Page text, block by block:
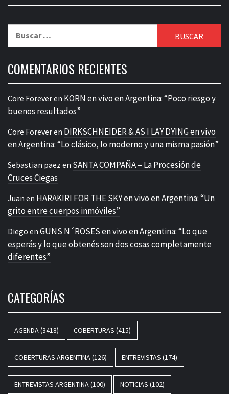
COMENTARIOS RECIENTES
Core Foreveren KORN en vivo en Argentina: “Poco riesgo y
buenos resultados”
Core Foreveren DIRKSCHNEIDER & AS I LAY DYING en vivo
en Argentina: “Lo clásico, lo moderno y una misma pasión”
Sebastian paez en SANTA COMPAÑA – La Procesión de
Cruces Ciegas
Juan en HARAKIRI FOR THE SKY en vivo en Argentina: “Un
grito entre cuerpos inmóviles”
Diego en GUNS N´ROSES en vivo en Argentina: “Lo que
esperás y lo que obtenés son dos cosas completamente
diferentes”
CATEGORÍAS
AGENDA(3418) COBERTURAS (415)
COBERTURAS ARGENTINA(126) ENTREVISTAS (174)
ENTREVISTAS ARGENTINA(100) NOTICIAS (102)